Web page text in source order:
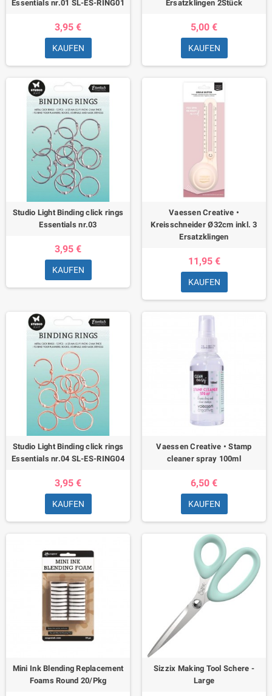
Essentials nr.01 SL-ES-RING01
3,95 €
KAUFEN
Ersatzklingen 2Stück
5,00 €
KAUFEN
Studio Light Binding click rings
Essentials nr.03
3,95 €
KAUFEN
Vaessen Creative •
Kreisschneider Ø32cm inkl. 3
Ersatzklingen
11,95 €
KAUFEN
Studio Light Binding click rings
Essentials nr.04 SL-ES-RING04
3,95 €
KAUFEN
Vaessen Creative • Stamp
cleaner spray 100ml
6,50 €
KAUFEN
Mini Ink Blending Replacement
Foams Round 20/Pkg
Sizzix Making Tool Schere -
Large